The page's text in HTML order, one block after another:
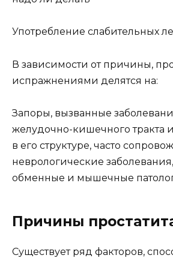
Употребление слабительных
В зависимости от причины,
испражнениями делятся на:
Запоры, вызванные
желудочно-кишечного тракта
в его структуре, часто
неврологические
обменные и мышечные
Причины
Существует ряд факторов,